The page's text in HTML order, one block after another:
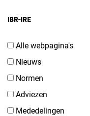
IBR-IRE
Alle webpagina's
Nieuws
Normen
Adviezen
Mededelingen